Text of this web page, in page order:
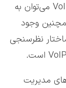
جمله مزایای سیستم نظرسنجی مبتنی بر VoIP می‌توان به
وجود
نظرسنجی
مدیریت